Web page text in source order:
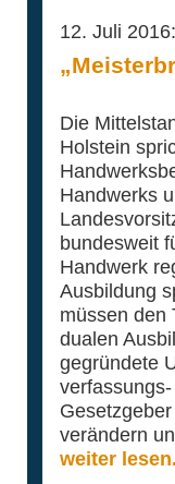
12. Juli 2016:
Die
Holstein
Handwerks
bundesweit
Handwerk
Ausbildung
müssen den
dualen
gegründete
verändern
weiter